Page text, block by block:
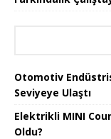
Otomotiv
Seviyeye Ulaştı
Elektrikli MINI
Oldu?